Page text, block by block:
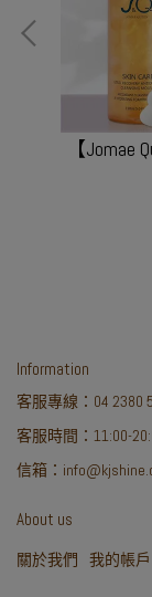
【
Information
客服專線：04 2380
客服時間：11:00-
信箱：
About us
關於我們 我的帳戶